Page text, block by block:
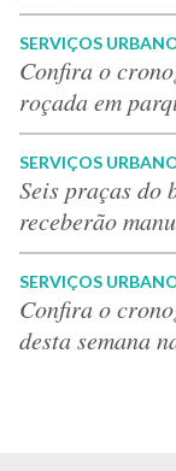
SERVIÇOS
Confira o
roçada em
SERVIÇOS
Seis praças do
receberão
SERVIÇOS
Confira o
desta semana